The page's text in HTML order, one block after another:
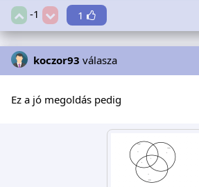
-1 1
koczor93 válasza
Ez a jó megoldás pedig